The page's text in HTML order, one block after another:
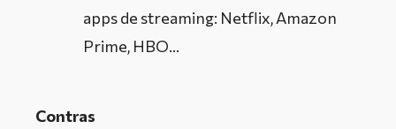
apps de streaming: Netflix, Amazon
Prime, HBO…
Contras